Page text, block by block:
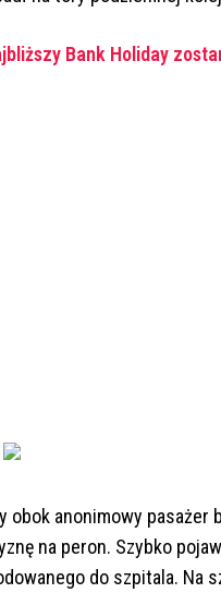
Bank Holiday
obok anonimowy pasażer
na peron. Szybko
do szpitala. Na